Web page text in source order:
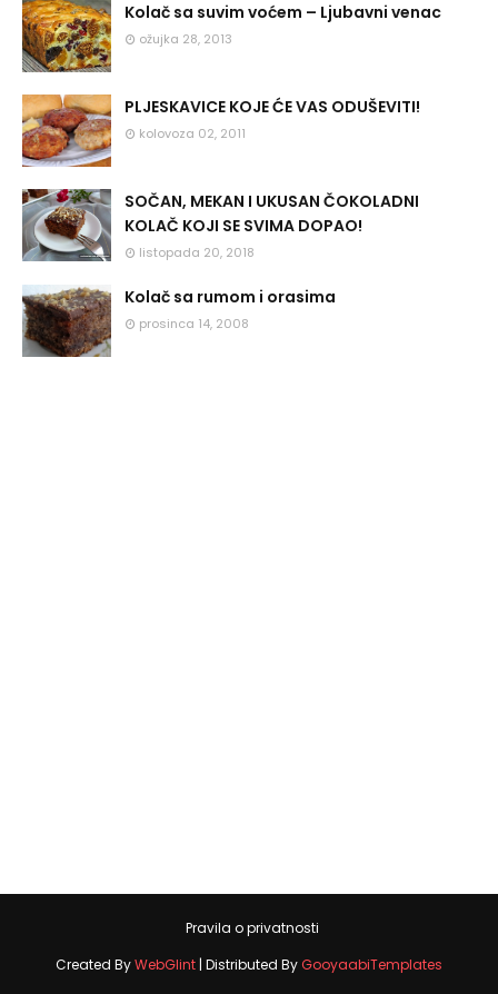
Kolač sa suvim voćem – Ljubavni venac
ožujka 28, 2013
PLJESKAVICE KOJE ĆE VAS ODUŠEVITI!
kolovoza 02, 2011
SOČAN, MEKAN I UKUSAN ČOKOLADNI
KOLAČ KOJI SE SVIMA DOPAO!
listopada 20, 2018
Kolač sa rumom i orasima
prosinca 14, 2008
Pravila o privatnosti
Created ByWebGlint | Distributed ByGooyaabiTemplates